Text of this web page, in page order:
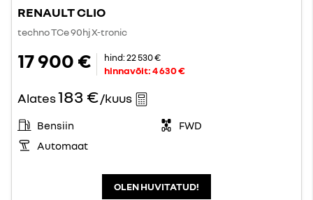
RENAULT CLIO
techno TCe 90hj X-tronic
17 900 € hind:22 530 €
hinnavõit:4 630 €
Alates183 €/kuus
Bensiin
FWD
Automaat
OLEN HUVITATUD!